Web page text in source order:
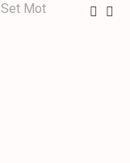
Set Mot